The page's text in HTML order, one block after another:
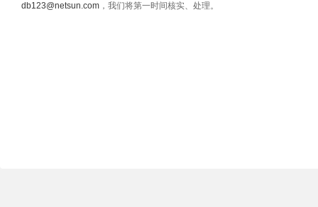
db123@netsun.com ，我们将第一时间核实、处理。